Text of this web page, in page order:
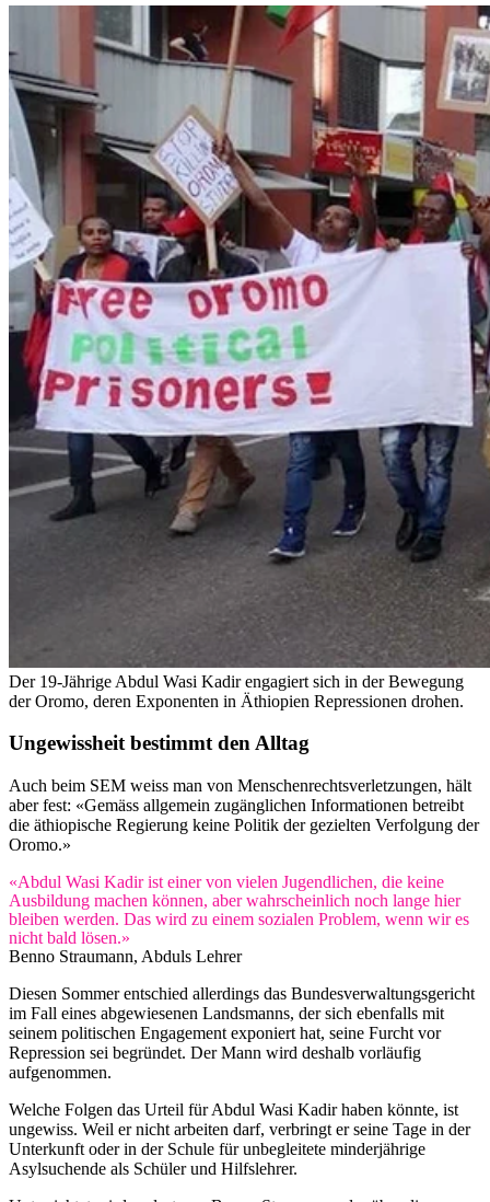
Der 19-Jährige Abdul Wasi Kadir engagiert sich in der Bewegung
der Oromo, deren Exponenten in Äthiopien Repressionen drohen.
Ungewissheit bestimmt den Alltag
Auch beim SEM weiss man von Menschenrechtsverletzungen, hält
aber fest: «Gemäss allgemein zugänglichen Informationen betreibt
die äthiopische Regierung keine Politik der gezielten Verfolgung der
Oromo.»
«Abdul Wasi Kadir ist einer von vielen Jugendlichen, die keine
Ausbildung machen können, aber wahrscheinlich noch lange hier
bleiben werden. Das wird zu einem sozialen Problem, wenn wir es
nicht bald lösen.»
Benno Straumann, Abduls Lehrer
Diesen Sommer entschied allerdings das Bundesverwaltungsgericht
im Fall eines abgewiesenen Landsmanns, der sich ebenfalls mit
seinem politischen Engagement exponiert hat, seine Furcht vor
Repression sei begründet. Der Mann wird deshalb vorläufig
aufgenommen.
Welche Folgen das Urteil für Abdul Wasi Kadir haben könnte, ist
ungewiss. Weil er nicht arbeiten darf, verbringt er seine Tage in der
Unterkunft oder in der Schule für unbegleitete minderjährige
Asylsuchende als Schüler und Hilfslehrer.